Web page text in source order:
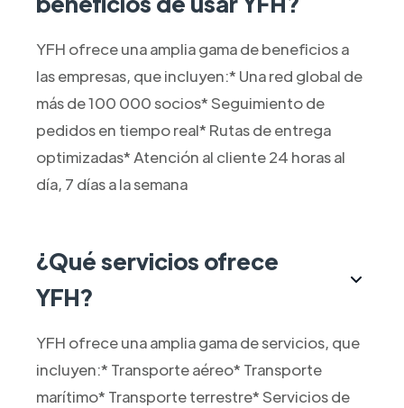
YFH ofrece una amplia gama de beneficios a
las empresas, que incluyen:* Una red global de
más de 100 000 socios* Seguimiento de
pedidos en tiempo real* Rutas de entrega
optimizadas* Atención al cliente 24 horas al
día, 7 días a la semana
¿Qué servicios ofrece
YFH?
YFH ofrece una amplia gama de servicios, que
incluyen:* Transporte aéreo* Transporte
marítimo* Transporte terrestre* Servicios de